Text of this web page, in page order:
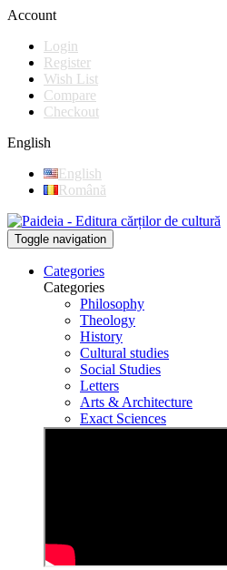
Account
Login
Register
Wish List
Compare
Checkout
English
English
Română
Toggle navigation
Categories
Categories
Philosophy
Theology
History
Cultural studies
Social Studies
Letters
Arts & Architecture
Exact Sciences